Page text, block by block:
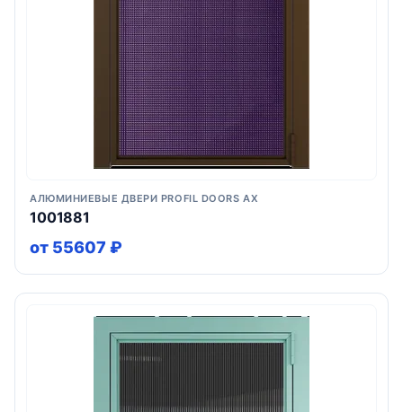
АЛЮМИНИЕВЫЕ ДВЕРИ PROFIL DOORS AX
1001881
от 55607 ₽